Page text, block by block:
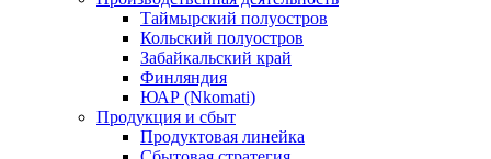
Таймырский полуостров
Кольский полуостров
Забайкальский край
Финляндия
ЮАР (Nkomati)
Продукция и сбыт
Продуктовая линейка